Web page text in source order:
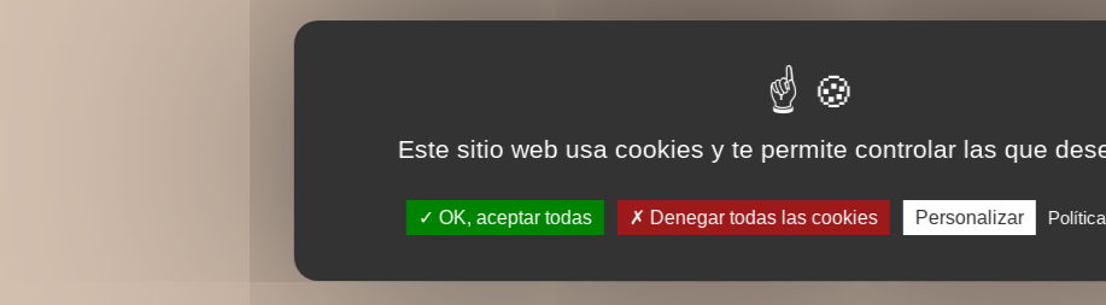
Este sitio web usa cookies y te permite controlar las que
OK, aceptar todas Denegar todas las cookies Personalizar